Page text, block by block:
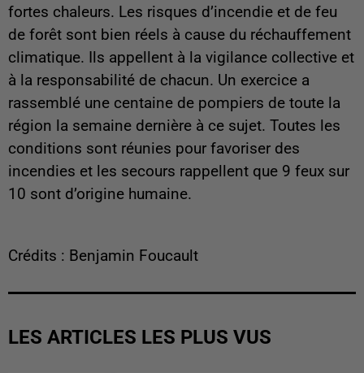
fortes chaleurs. Les risques d’incendie et de feu
de forêt sont bien réels à cause du réchauffement
climatique. Ils appellent à la vigilance collective et
à la responsabilité de chacun. Un exercice a
rassemblé une centaine de pompiers de toute la
région la semaine dernière à ce sujet. Toutes les
conditions sont réunies pour favoriser des
incendies et les secours rappellent que 9 feux sur
10 sont d’origine humaine.
Crédits : Benjamin Foucault
LES ARTICLES LES PLUS VUS